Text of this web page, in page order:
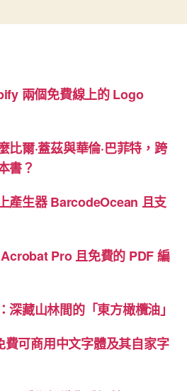
創
兩個免費線上的 Logo
比爾·蓋茲與華倫·巴菲特，跨
書？
產生器 BarcodeOcean 且支
Pro 且免費的 PDF 編
深藏山林間的「東方橄欖油」
可商用中文字體及其自家字